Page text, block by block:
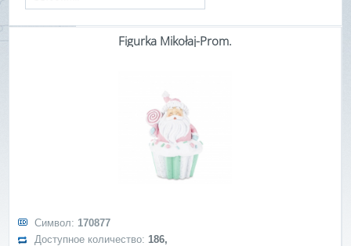
Figurka Mikołaj-Prom.
Символ: 170877
Доступное количество:186,